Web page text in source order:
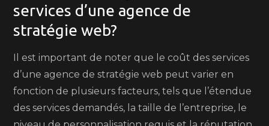
services d’une agence de
stratégie web?
Il est important de noter que le coût des services
d’une agence de stratégie web peut varier en
fonction de plusieurs facteurs, tels que l’étendue
des services demandés, la taille de l’entreprise, le